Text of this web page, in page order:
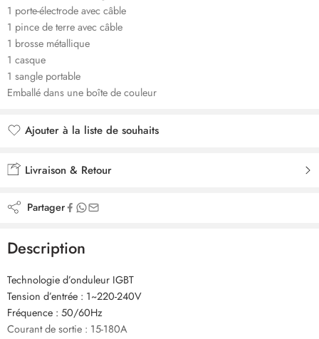
1 porte-électrode avec câble
1 pince de terre avec câble
1 brosse métallique
1 casque
1 sangle portable
Emballé dans une boîte de couleur
Ajouter à la liste de souhaits
Livraison & Retour
Partager
Description
Technologie d’onduleur IGBT
Tension d’entrée : 1~220-240V
Fréquence : 50/60Hz
Courant de sortie : 15-180A